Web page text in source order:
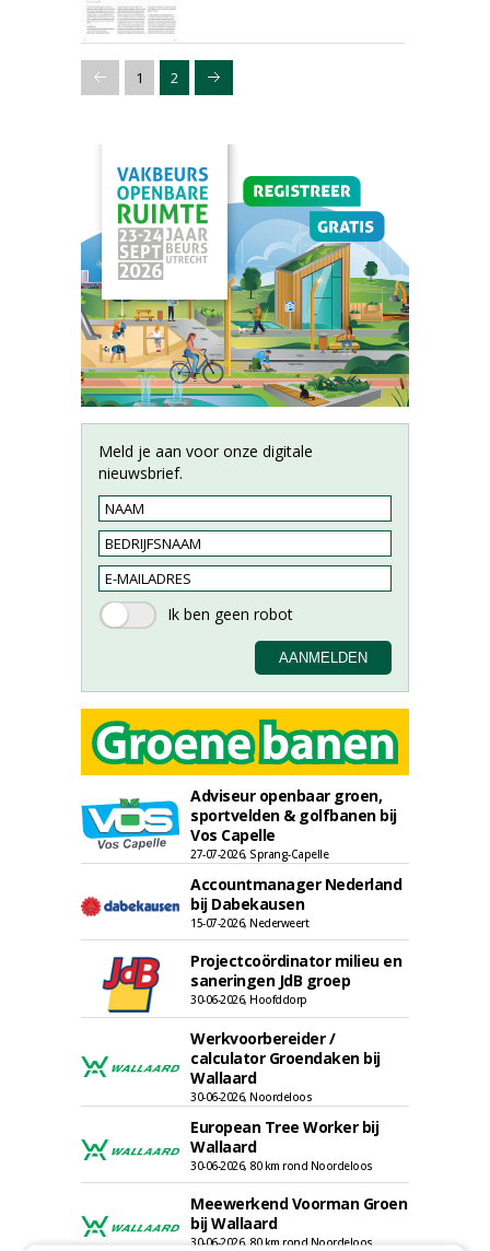
1 2
Meld je aan voor onze digitale
nieuwsbrief.
Adviseur openbaar groen,
sportvelden & golfbanen bij
Vos Capelle
27-07-2026, Sprang-Capelle
Accountmanager Nederland
bij Dabekausen
15-07-2026, Nederweert
Projectcoördinator milieu en
saneringen JdB groep
30-06-2026, Hoofddorp
Werkvoorbereider /
calculator Groendaken bij
Wallaard
30-06-2026, Noordeloos
European Tree Worker bij
Wallaard
30-06-2026, 80 km rond Noordeloos
Meewerkend Voorman Groen
bij Wallaard
30-06-2026, 80 km rond Noordeloos